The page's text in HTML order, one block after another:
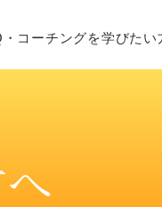
・コーチングを学びたい